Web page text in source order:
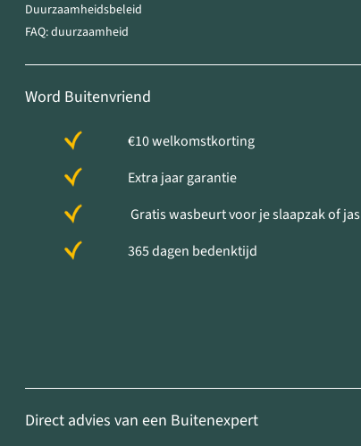
Duurzaamheidsbeleid
FAQ: duurzaamheid
Word Buitenvriend
€10 welkomstkorting
Extra jaar garantie
Gratis wasbeurt voor je slaapzak of jas
365 dagen bedenktijd
Direct advies van een Buitenexpert